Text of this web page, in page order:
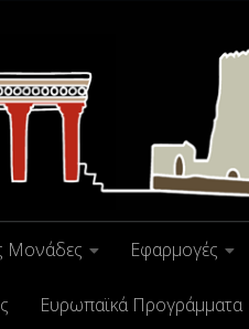
Μονάδες Εφαρμογές
Ευρωπαϊκά Προγράμματα